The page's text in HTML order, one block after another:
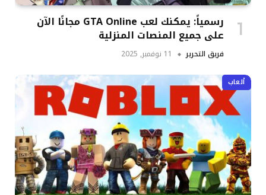
رسمياً: يمكنك لعب GTA Online مجانًا الآن
على جميع المنصات المنزلية
فريق التحرير 11 نوفمبر, 2025
ألعاب